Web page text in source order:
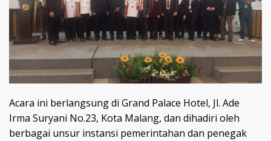
Acara ini berlangsung di Grand Palace Hotel, Jl. Ade
Irma Suryani No.23, Kota Malang, dan dihadiri oleh
berbagai unsur instansi pemerintahan dan penegak